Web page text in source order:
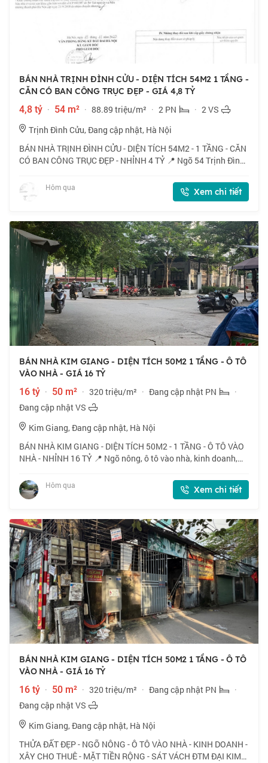
BÁN NHÀ TRỊNH ĐÌNH CỬU - DIỆN TÍCH 54M2 1 TẦNG -
CĂN CÓ BAN CÔNG TRỤC ĐẸP - GIÁ 4,8 TỶ
4,8 tỷ · 54 m² · 88.89 triệu/m² · 2 PN · 2 VS
Trịnh Đình Cửu, Đang cập nhật, Hà Nội
BÁN NHÀ TRỊNH ĐÌNH CỬU - DIỆN TÍCH 54M2 - 1 TẦNG - CĂN
CÓ BAN CÔNG TRỤC ĐẸP - NHỈNH 4 TỶ 📍 Ngõ 54 Trịnh Đình
tiện cho việc mua sắm. 🏠 54m2 x 1
Hôm qua Xem chi tiết
BÁN NHÀ KIM GIANG - DIỆN TÍCH 50M2 1 TẦNG - Ô TÔ
VÀO NHÀ - GIÁ 16 TỶ
16 tỷ · 50 m² · 320 triệu/m² · Đang cập nhật PN
·
Đang cập nhật VS
Kim Giang, Đang cập nhật, Hà Nội
BÁN NHÀ KIM GIANG - DIỆN TÍCH 50M2 - 1 TẦNG - Ô TÔ VÀO
NHÀ - NHỈNH 16 TỶ 📍 Ngõ nông, ô tô vào nhà, kinh doanh,
1 tầng, mặt tiền 5.6m. 💰 Nhỉn
Hôm qua Xem chi tiết
BÁN NHÀ KIM GIANG - DIỆN TÍCH 50M2 1 TẦNG - Ô TÔ
VÀO NHÀ - GIÁ 16 TỶ
16 tỷ · 50 m² · 320 triệu/m² · Đang cập nhật PN
·
Đang cập nhật VS
Kim Giang, Đang cập nhật, Hà Nội
THỬA ĐẤT ĐẸP - NGÕ NÔNG - Ô TÔ VÀO NHÀ - KINH DOANH -
XÂY CHO THUÊ - MẶT TIỀN RỘNG - SÁT VÁCH ĐTM ĐẠI KIM